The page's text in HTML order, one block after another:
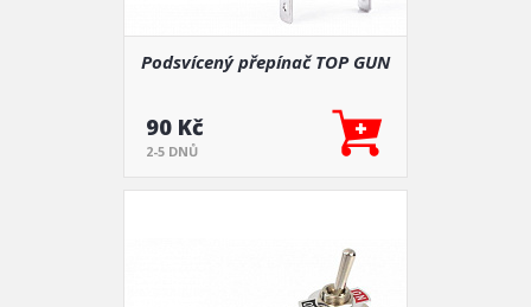
Podsvícený přepínač TOP GUN
90 Kč
2-5 DNŮ